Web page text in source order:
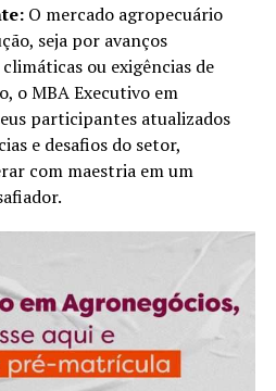
O mercado agropecuário
seja por avanços
ou exigências de
o MBA Executivo em
participantes atualizados
e desafios do setor,
com maestria em um